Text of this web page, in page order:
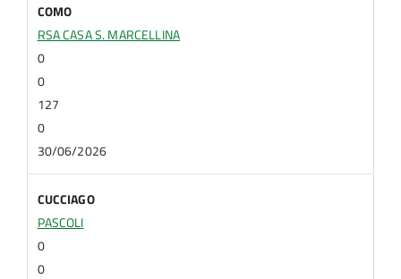
COMO
RSA CASA S. MARCELLINA
0
0
127
0
30/06/2026
CUCCIAGO
PASCOLI
0
0